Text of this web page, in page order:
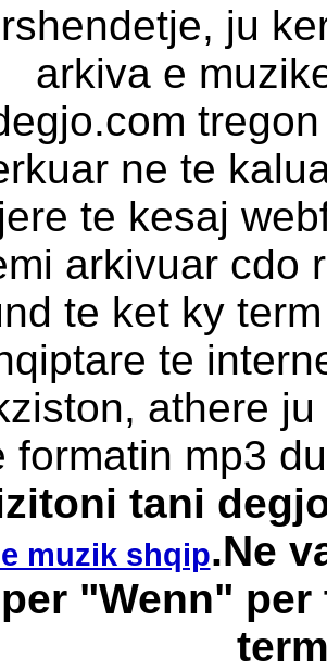
ju
arkiva e
ne te
te kesaj
arkivuar cdo
te ket ky
te
athere
formatin mp3
tani
muzik shqip.Ne
per "Wenn"